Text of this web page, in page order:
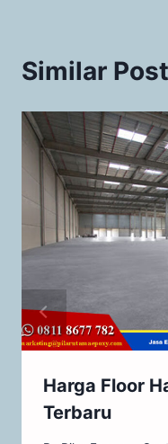
Similar
Harga Floor
Terbaru